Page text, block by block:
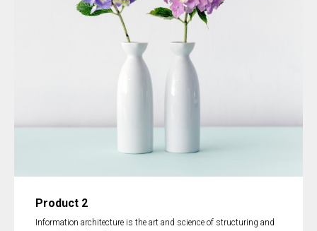
Product 2
Information architecture is the art and science of structuring and